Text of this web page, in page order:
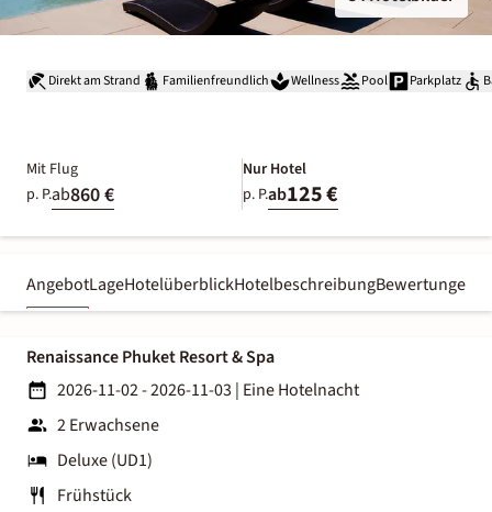
Direkt am Strand Familienfreundlich Wellness Pool Parkplatz
Mit Flug
p. P.ab860 €
Nur Hotel
p. P.ab125 €
AngebotLageHotelüberblickHotelbeschreibungBewertungen
Renaissance Phuket Resort & Spa
2026-11-02 - 2026-11-03 | Eine Hotelnacht
2 Erwachsene
Deluxe (UD1)
Frühstück